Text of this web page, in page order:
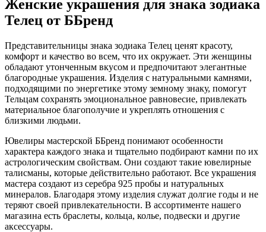
Женские украшения для знака зодиака
Телец от ББренд
Представительницы знака зодиака Телец ценят красоту,
комфорт и качество во всем, что их окружает. Эти женщины
обладают утонченным вкусом и предпочитают элегантные
благородные украшения. Изделия с натуральными камнями,
подходящими по энергетике этому земному знаку, помогут
Тельцам сохранять эмоциональное равновесие, привлекать
материальное благополучие и укреплять отношения с
близкими людьми.
Ювелиры мастерской ББренд понимают особенности
характера каждого знака и тщательно подбирают камни по их
астрологическим свойствам. Они создают такие ювелирные
талисманы, которые действительно работают. Все украшения
мастера создают из серебра 925 пробы и натуральных
минералов. Благодаря этому изделия служат долгие годы и не
теряют своей привлекательности. В ассортименте нашего
магазина есть браслеты, кольца, колье, подвески и другие
аксессуары.